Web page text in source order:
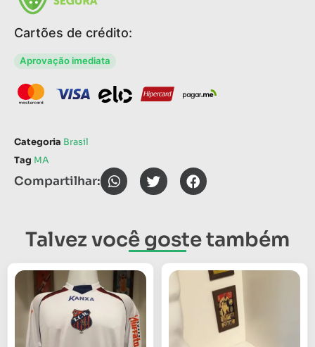
Cartões de crédito:
Aprovação imediata
Categoria Brasil
Tag MA
Compartilhar:
Talvez você goste também